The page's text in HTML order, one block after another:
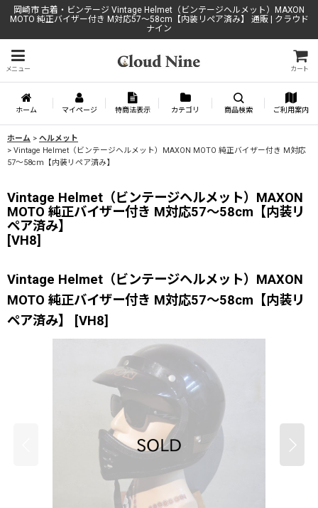
岡崎市 古着・ビンテージ Vintage Helmet（ビンテージヘルメット）MAXON
MOTO 純正バイザー付き M対応57〜58cm【内装リペア済み】 通販 | クラウド
ナイン
メニュー カート
ホーム マイページ 特商法表示 カテゴリ 商品検索 ご利用案内
ホーム > ヘルメット
> Vintage Helmet（ビンテージヘルメット）MAXON MOTO 純正バイザー付き M対応
57〜58cm【内装リペア済み】
Vintage Helmet（ビンテージヘルメット）MAXON
MOTO 純正バイザー付き M対応57〜58cm【内装リ
ペア済み】
[VH8]
Vintage Helmet（ビンテージヘルメット）MAXON
MOTO 純正バイザー付き M対応57〜58cm【内装リ
ペア済み】
[VH8]